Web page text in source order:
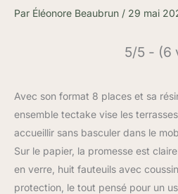
Par Éléonore Beaubrun / 29 mai
5/5 - (6
Avec son format 8 places et sa
ensemble tectake vise les
accueillir sans basculer dans le
Sur le papier, la promesse est
en verre, huit fauteuils avec
protection, le tout pensé pour un